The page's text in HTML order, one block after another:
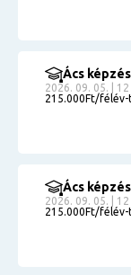
Ács
2026. 09. 05. |
215.000Ft/
Ács
2026. 09. 05. |
215.000Ft/